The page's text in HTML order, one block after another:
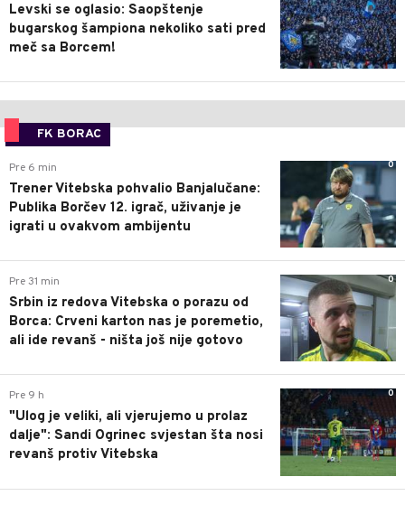
Levski se oglasio: Saopštenje
bugarskog šampiona nekoliko sati pred
meč sa Borcem!
FK BORAC
0
Pre 6 min
Trener Vitebska pohvalio Banjalučane:
Publika Borčev 12. igrač, uživanje je
igrati u ovakvom ambijentu
0
Pre 31 min
Srbin iz redova Vitebska o porazu od
Borca: Crveni karton nas je poremetio,
ali ide revanš - ništa još nije gotovo
0
Pre 9 h
"Ulog je veliki, ali vjerujemo u prolaz
dalje": Sandi Ogrinec svjestan šta nosi
revanš protiv Vitebska